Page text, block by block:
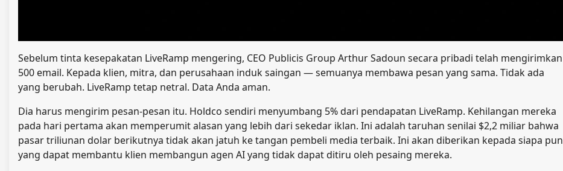
Sebelum tinta kesepakatan LiveRamp mengering, CEO Publicis Group Arthur Sadoun secara pribadi telah mengirimkan
500 email. Kepada klien, mitra, dan perusahaan induk saingan — semuanya membawa pesan yang sama. Tidak ada
yang berubah. LiveRamp tetap netral. Data Anda aman.
Dia harus mengirim pesan-pesan itu. Holdco sendiri menyumbang 5% dari pendapatan LiveRamp. Kehilangan mereka
pada hari pertama akan memperumit alasan yang lebih dari sekedar iklan. Ini adalah taruhan senilai $2,2 miliar bahwa
pasar triliunan dolar berikutnya tidak akan jatuh ke tangan pembeli media terbaik. Ini akan diberikan kepada siapa pun
yang dapat membantu klien membangun agen AI yang tidak dapat ditiru oleh pesaing mereka.